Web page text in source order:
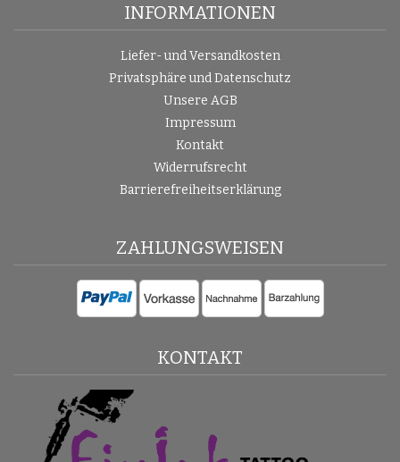
INFORMATIONEN
Liefer- und Versandkosten
Privatsphäre und Datenschutz
Unsere AGB
Impressum
Kontakt
Widerrufsrecht
Barrierefreiheitserklärung
ZAHLUNGSWEISEN
KONTAKT